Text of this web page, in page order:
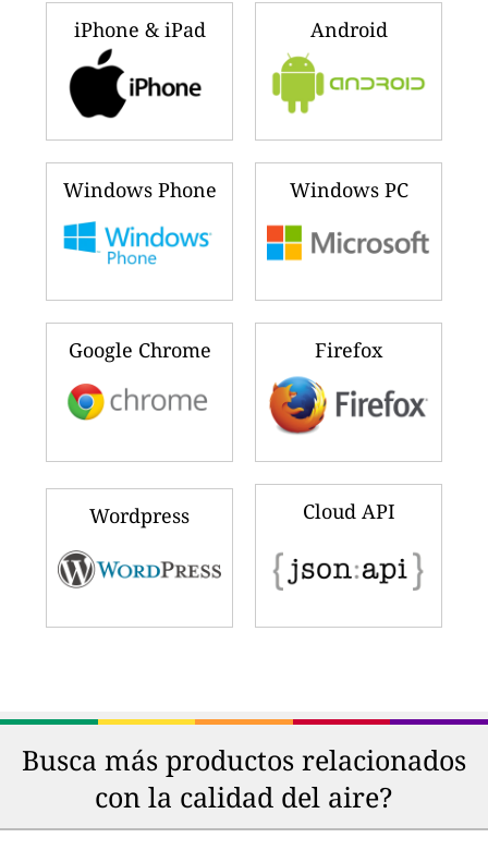
iPhone & iPad Android
Windows Phone Windows PC
Google Chrome Firefox
Wordpress Cloud API
Busca más productos relacionados
con la calidad del aire?